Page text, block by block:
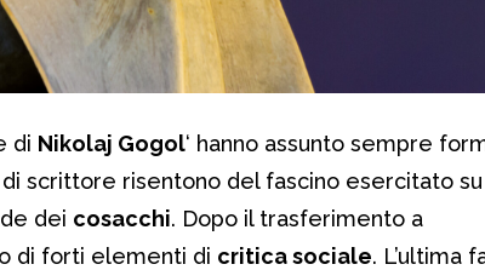
di Nikolaj Gogol‘ hanno assunto sempre
scrittore risentono del fascino esercitato
dei cosacchi. Dopo il trasferimento a
di forti elementi di critica sociale. L’ultima